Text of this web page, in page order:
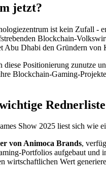
jetzt?
ist kein Zufall -
Blockchain-
Abu Dhabi den Gründern
Positionierung zunutze
Blockchain-Gaming-
Rednerliste
Show 2025 liest sich wie
von Animoca Brands,
Portfolios aufgebaut
wirtschaftlichen Wert